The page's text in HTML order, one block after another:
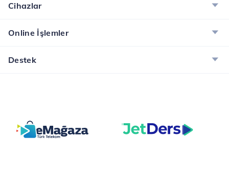
Cihazlar
Online İşlemler
Destek